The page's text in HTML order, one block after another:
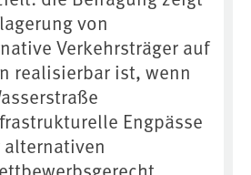
von
Verkehrsträger auf
realisierbar ist, wenn
Engpässe